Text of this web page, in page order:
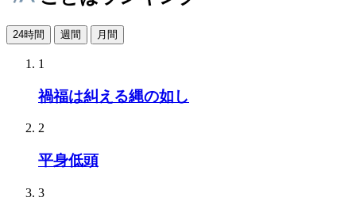
24時間 週間 月間
1
禍福は糾える縄の如し
2
平身低頭
3